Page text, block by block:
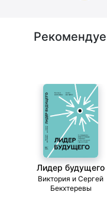
Лидер будущего
Виктория и Сергей
Бекхтеревы